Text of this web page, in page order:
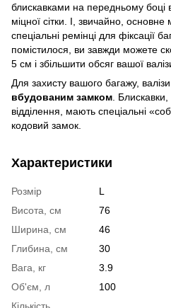
блискавками на передньому боці
міцної сітки. І, звичайно, основне
спеціальні ремінці для
помістилося, ви завжди можете
5 см і збільшити обсяг вашої
Для захисту вашого багажу,
вбудованим замком.
відділення, мають спеціальні
кодовий замок.
Характеристики
Розмір
L
Висота, см
76
Ширина, см
46
Глибина, см
30
Вага, кг
3.9
Об'єм, л
100